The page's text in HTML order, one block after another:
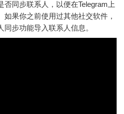
否同步联系人，以便在Telegram上
如果你之前使用过其他社交软件，
步功能导入联系人信息。